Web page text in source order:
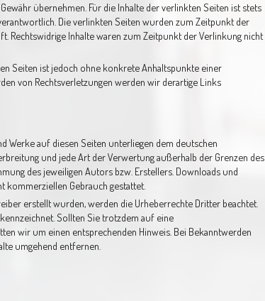
übernehmen. Für die Inhalte der verlinkten Seiten ist stets
Die verlinkten Seiten wurden zum Zeitpunkt der
Rechtswidrige Inhalte waren zum Zeitpunkt der Verlinkung nicht
Seiten ist jedoch ohne konkrete Anhaltspunkte einer
von Rechtsverletzungen werden wir derartige Links
Werke auf diesen Seiten unterliegen dem deutschen
und jede Art der Verwertung außerhalb der Grenzen des
des jeweiligen Autors bzw. Erstellers. Downloads und
kommerziellen Gebrauch gestattet.
erstellt wurden, werden die Urheberrechte Dritter beachtet.
Sollten Sie trotzdem auf eine
wir um einen entsprechenden Hinweis. Bei Bekanntwerden
umgehend entfernen.